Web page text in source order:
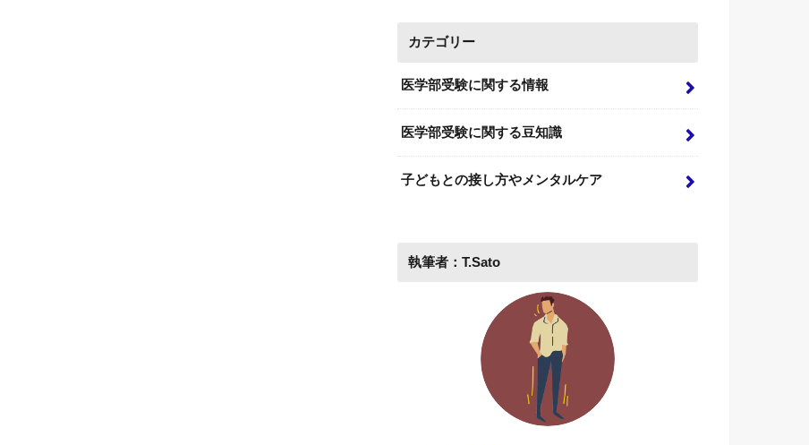
カテゴリー
医学部受験に関する情報
医学部受験に関する豆知識
子どもとの接し方やメンタルケア
執筆者：T.Sato